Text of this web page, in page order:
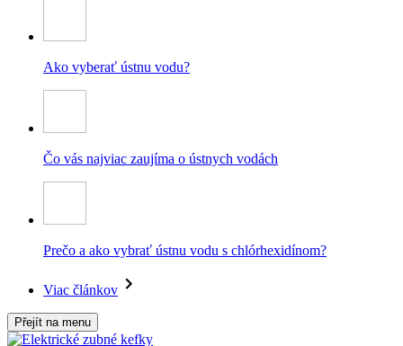
Ako vyberať ústnu vodu?
Čo vás najviac zaujíma o ústnych vodách
Prečo a ako vybrať ústnu vodu s chlórhexidínom?
Viac článkov
Přejít na menu